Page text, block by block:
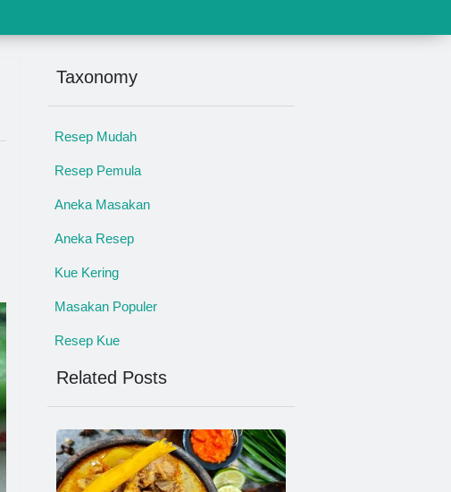
Taxonomy
Resep Mudah
Resep Pemula
Aneka Masakan
Aneka Resep
Kue Kering
Masakan Populer
Resep Kue
Related Posts